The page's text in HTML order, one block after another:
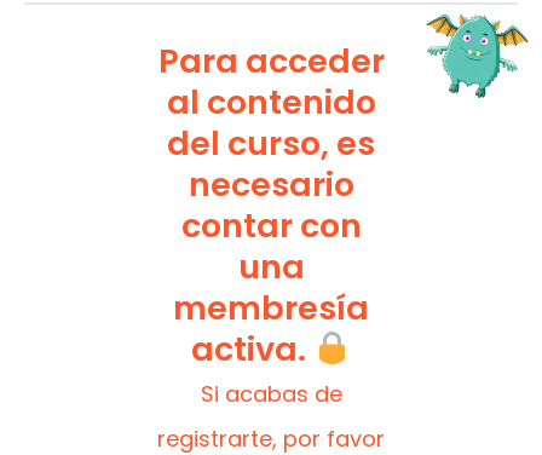
Para acceder
al contenido
del curso, es
necesario
contar con
una
membresía
activa.
Si acabas de
registrarte, por favor